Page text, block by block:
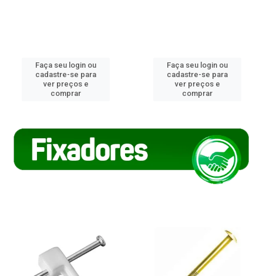
Faça seu login ou
cadastre-se para
ver preços e
comprar
Faça seu login ou
cadastre-se para
ver preços e
comprar